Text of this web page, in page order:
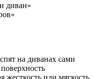
диван»
на диванах сами
жесткость или мягкость